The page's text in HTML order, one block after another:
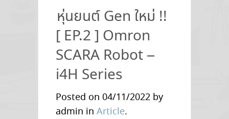
แรงงาน
ดัน
ยอด
หุ่น
ยนต์
ขนส่ง
เคลื่อนที่
กลาง
หุ่นยนต์ Gen ใหม่ !!
[ EP.2 ] Omron
SCARA Robot –
i4H Series
Posted on 04/11/2022 by
admin in Article.